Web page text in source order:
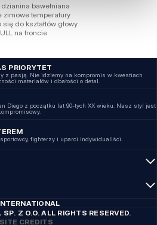
bawełniana
zimowe temperatury
do kształtów głowy
na froncie
PRIORYTET
z pasją. Nie idziemy na kompromis w kwestiach
materiałów i dbałości o detal.
Diego z początku lat 90-tych XX wieku. Nasz styl jest
fighterzy i uparci indywidualiści.
Z O.O. ALL RIGHTS RESERVED.
SITE CREDITS